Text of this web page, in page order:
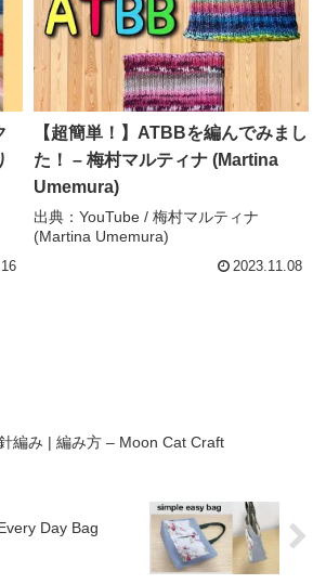
【超簡単！】ATBBを編んでみまし
た！ – 梅村マルティナ (Martina
Umemura)
出典：YouTube / 梅村マルティナ
(Martina Umemura)
2023.11.08
編み | 編み方 – Moon Cat Craft
Day Bag